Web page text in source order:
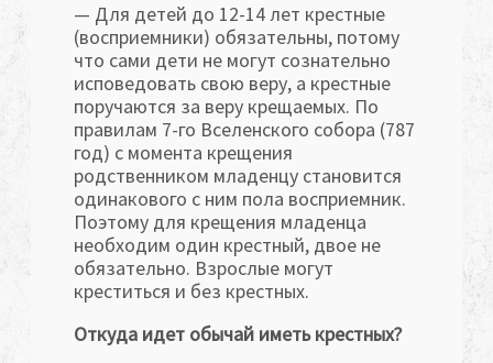
— Для детей до 12-14 лет крестные
(восприемники) обязательны, потому
что сами дети не могут сознательно
исповедовать свою веру, а крестные
поручаются за веру крещаемых. По
правилам 7-го Вселенского собора (787
год) с момента крещения
родственником младенцу становится
одинакового с ним пола восприемник.
Поэтому для крещения младенца
необходим один крестный, двое не
обязательно. Взрослые могут
креститься и без крестных.
Откуда идет обычай иметь крестных?